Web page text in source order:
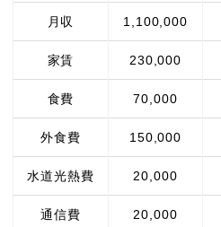
月収 1,100,000
家賃 230,000
食費 70,000
外食費 150,000
水道光熱費 20,000
通信費 20,000